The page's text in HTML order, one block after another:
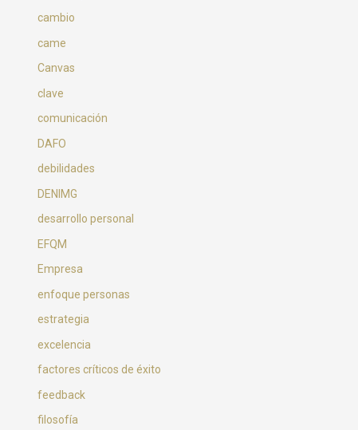
cambio
came
Canvas
clave
comunicación
DAFO
debilidades
DENIMG
desarrollo personal
EFQM
Empresa
enfoque personas
estrategia
excelencia
factores críticos de éxito
feedback
filosofía